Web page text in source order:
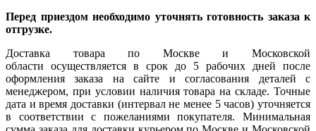
Перед приездом необходимо уточнять готовность заказа к
отгрузке.
Доставка товара по Москве и Московской
области осуществляется в срок до 5 рабочих дней после
оформления заказа на сайте и согласования деталей с
менеджером, при условии наличия товара на складе. Точные
дата и время доставки (интервал не менее 5 часов) уточняется
в соответствии с пожеланиями покупателя. Минимальная